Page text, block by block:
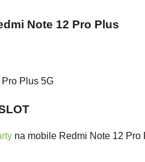
Note 12 Pro Plus
Plus 5G
na mobile Redmi Note 12 Pro